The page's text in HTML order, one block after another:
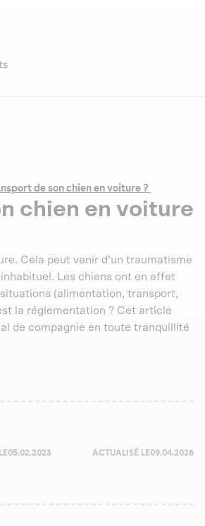
de son chien en voiture ?
chien en voiture
Cela peut venir d’un traumatisme
Les chiens ont en effet
(alimentation, transport,
la réglementation ? Cet article
de compagnie en toute tranquillité
05.02.2023 ACTUALISÉ LE09.04.2026